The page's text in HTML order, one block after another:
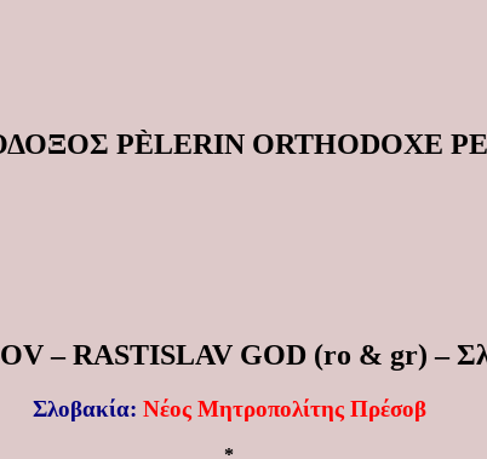
PÈLERIN ORTHODOXE
– RASTISLAV GOD (ro & gr) –
Σλοβακία: Νέος Μητροπολίτης Πρέσοβ